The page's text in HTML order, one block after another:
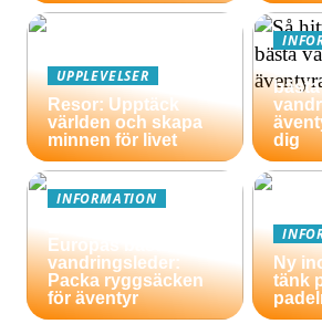
UPPLEVELSER
Resor: Upptäck
världen och skapa
minnen för livet
Så
bästa
dig
INFORMATION
Europas bästa
vandringsleder:
Packa ryggsäcken
för äventyr
Ny
tänk